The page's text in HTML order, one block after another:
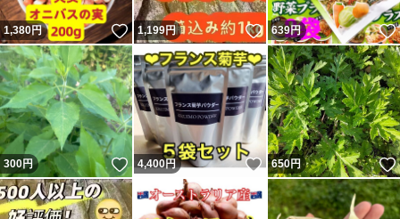
1,380円 いいね！
1,199円 いいね！
639円
300円 いいね！
4,400円 いいね！
650円